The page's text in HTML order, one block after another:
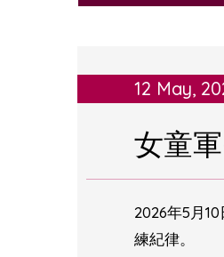
12 May,
女童
2026年5月
練紀律。